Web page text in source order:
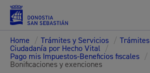
Home / Trámites y Servicios / Trámites
Ciudadanía por Hecho Vital /
Pago mis Impuestos-Beneficios fiscales /
Bonificaciones y exenciones